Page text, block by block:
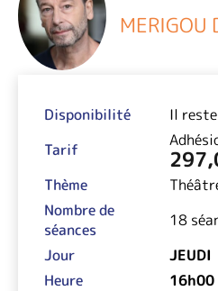
Disponibilité
Il
Tarif
Thème
Nombre de
séances
18
Jour
JEUDI
Heure
16h00